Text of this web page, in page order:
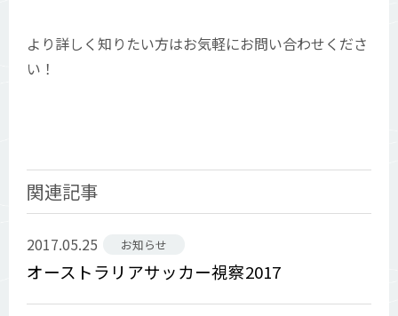
より詳しく知りたい方はお気軽にお問い合わせくださ
い！
関連記事
2017.05.25 お知らせ
オーストラリアサッカー視察2017